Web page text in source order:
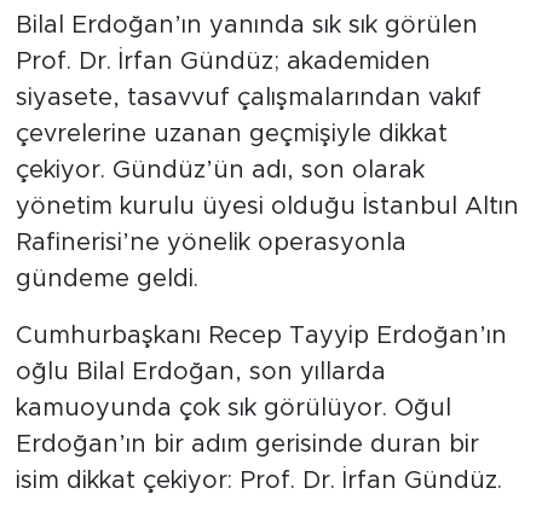
Bilal Erdoğan’ın yanında sık sık görülen
Prof. Dr. İrfan Gündüz; akademiden
siyasete, tasavvuf çalışmalarından vakıf
çevrelerine uzanan geçmişiyle dikkat
çekiyor. Gündüz’ün adı, son olarak
yönetim kurulu üyesi olduğu İstanbul Altın
Rafinerisi’ne yönelik operasyonla
gündeme geldi.
Cumhurbaşkanı Recep Tayyip Erdoğan’ın
oğlu Bilal Erdoğan, son yıllarda
kamuoyunda çok sık görülüyor. Oğul
Erdoğan’ın bir adım gerisinde duran bir
isim dikkat çekiyor: Prof. Dr. İrfan Gündüz.
KÜLTÜR SANAT
YAŞAM
TARİHTEN GÜNÜMÜZE
TARİH
SAĞLIK
SİYASET
MEDYA KÖŞESİ